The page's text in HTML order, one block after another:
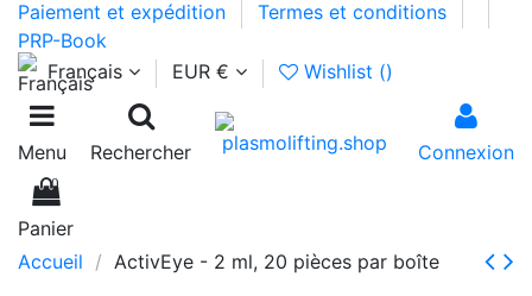
Paiement et expédition
Termes et conditions
PRP-Book
Français
EUR € Wishlist ()
Menu Rechercher Connexion
0
Panier
Accueil
ActivEye - 2 ml, 20 pièces par boîte